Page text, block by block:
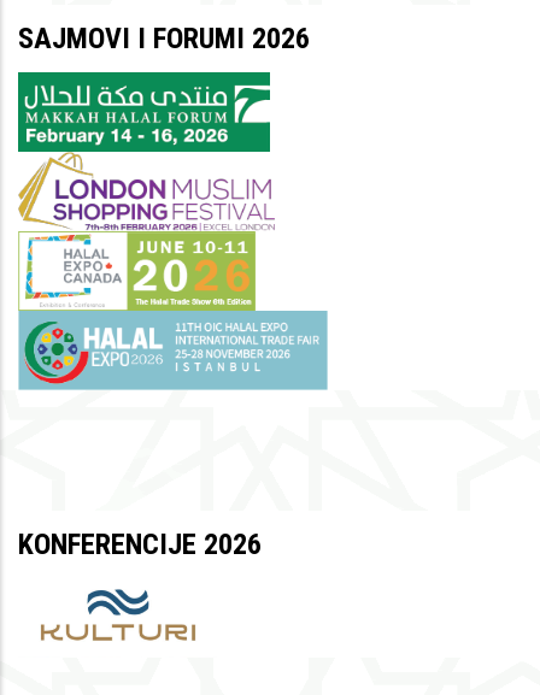
SAJMOVI I FORUMI 2026
KONFERENCIJE 2026